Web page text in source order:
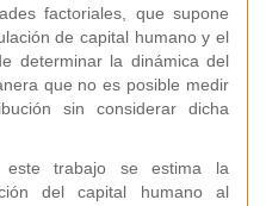
factoriales, que supone
de capital humano y el
determinar la dinámica del
que no es posible medir
sin considerar dicha
trabajo se estima la
del capital humano al